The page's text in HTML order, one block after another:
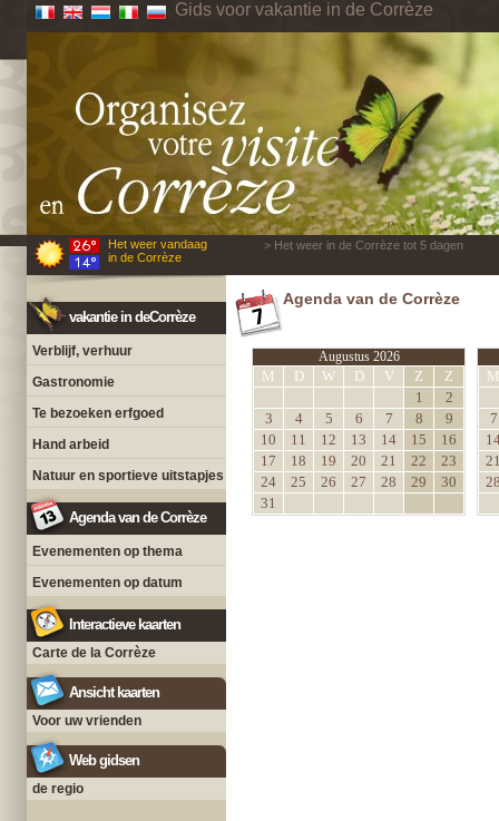
Gids voor vakantie in de Corrèze
Het weer vandaag
in de Corrèze
> Het weer in de Corrèze tot 5 dagen
vakantie in deCorrèze
Verblijf, verhuur
Gastronomie
Te bezoeken erfgoed
Hand arbeid
Natuur en sportieve uitstapjes
Agenda van de Corrèze
Evenementen op thema
Evenementen op datum
Interactieve kaarten
Carte de la Corrèze
Ansicht kaarten
Voor uw vrienden
Web gidsen
de regio
Agenda van de Corrèze
Augustus 2026
M D W D V Z
Z
1
2
3
4 5 6 7 8
9
10
11 12 13 14 15
16
17
18 19 20 21 22
23
24
25 26 27 28 29
30
31
M
7